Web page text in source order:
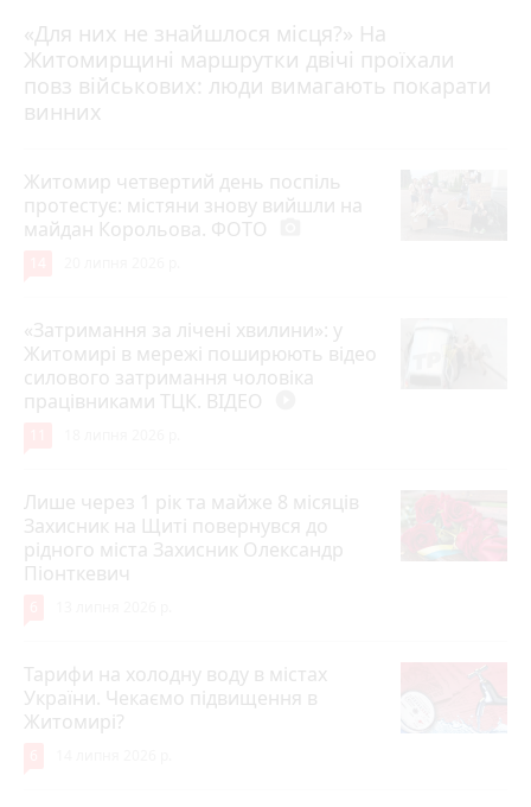
«Для них не знайшлося місця?» На
Житомирщині маршрутки двічі проїхали
повз військових: люди вимагають покарати
винних
17 липня 2026 р.
Житомир четвертий день поспіль
протестує: містяни знову вийшли на
майдан Корольова. ФОТО
«Затримання за лічені хвилини»: у
Житомирі в мережі поширюють відео
силового затримання чоловіка
працівниками ТЦК. ВІДЕО
Лише через 1 рік та майже 8 місяців
Захисник на Щиті повернувся до
рідного міста Захисник Олександр
Піонткевич
Тарифи на холодну воду в містах
України. Чекаємо підвищення в
Житомирі?